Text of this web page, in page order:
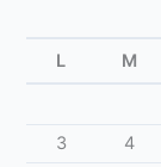
L M
3
4